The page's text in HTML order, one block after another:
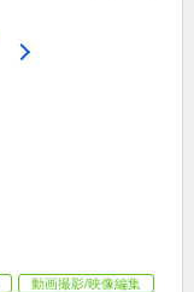
動画撮影/映像編集